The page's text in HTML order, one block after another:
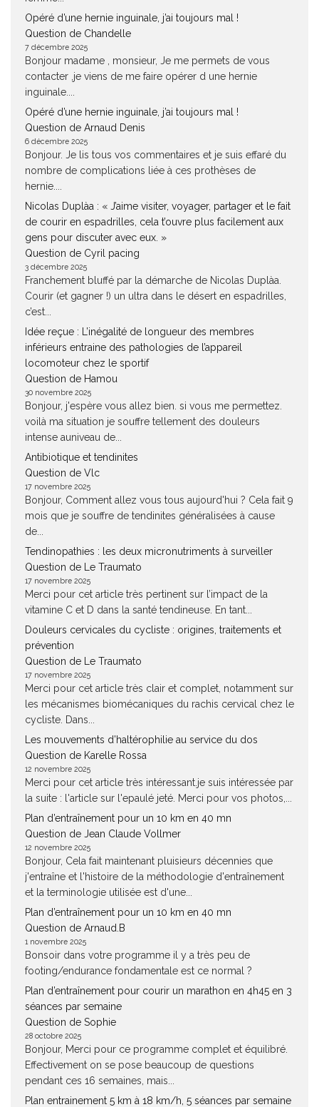
Opéré d’une hernie inguinale, j’ai toujours mal !
Question de Chandelle
7 décembre 2025
Bonjour madame , monsieur, Je me permets de vous
contacter ,je viens de me faire opérer d une hernie
inguinale....
Opéré d’une hernie inguinale, j’ai toujours mal !
Question de Arnaud Denis
6 décembre 2025
Bonjour. Je lis tous vos commentaires et je suis effaré du
nombre de complications liée à ces prothèses de
hernie....
Nicolas Duplàa : « J’aime visiter, voyager, partager et le fait
de courir en espadrilles, cela t’ouvre plus facilement aux
gens pour discuter avec eux. »
Question de Cyril pacing
3 décembre 2025
Franchement bluffé par la démarche de Nicolas Duplàa.
Courir (et gagner !) un ultra dans le désert en espadrilles,
c’est...
Idée reçue : L’inégalité de longueur des membres
inférieurs entraine des pathologies de l’appareil
locomoteur chez le sportif
Question de Hamou
30 novembre 2025
Bonjour, j'espère vous allez bien. si vous me permettez.
voilà ma situation je souffre tellement des douleurs
intense auniveau de...
Antibiotique et tendinites
Question de Vlc
17 novembre 2025
Bonjour, Comment allez vous tous aujourd'hui ? Cela fait 9
mois que je souffre de tendinites généralisées à cause
de...
Tendinopathies : les deux micronutriments à surveiller
Question de Le Traumato
17 novembre 2025
Merci pour cet article très pertinent sur l’impact de la
vitamine C et D dans la santé tendineuse. En tant...
Douleurs cervicales du cycliste : origines, traitements et
prévention
Question de Le Traumato
17 novembre 2025
Merci pour cet article très clair et complet, notamment sur
les mécanismes biomécaniques du rachis cervical chez le
cycliste. Dans...
Les mouvements d’haltérophilie au service du dos
Question de Karelle Rossa
12 novembre 2025
Merci pour cet article très intéressant.je suis intéressée par
la suite : l'article sur l'epaulé jeté. Merci pour vos photos,...
Plan d’entraînement pour un 10 km en 40 mn
Question de Jean Claude Vollmer
12 novembre 2025
Bonjour, Cela fait maintenant pluisieurs décennies que
j'entraîne et l'histoire de la méthodologie d'entraînement
et la terminologie utilisée est d'une...
Plan d’entraînement pour un 10 km en 40 mn
Question de Arnaud.B
1 novembre 2025
Bonsoir dans votre programme il y a très peu de
footing/endurance fondamentale est ce normal ?
Plan d’entraînement pour courir un marathon en 4h45 en 3
séances par semaine
Question de Sophie
28 octobre 2025
Bonjour, Merci pour ce programme complet et équilibré.
Effectivement on se pose beaucoup de questions
pendant ces 16 semaines, mais...
Plan entrainement 5 km à 18 km/h, 5 séances par semaine